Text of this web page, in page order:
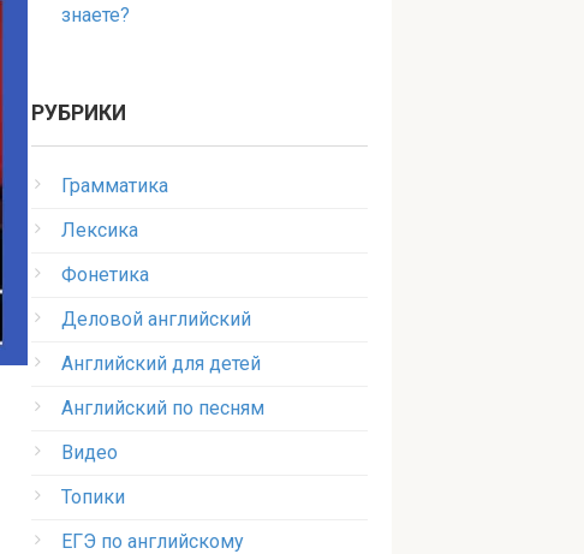
знаете?
РУБРИКИ
Грамматика
Лексика
Фонетика
Деловой английский
Английский для детей
Английский по песням
Видео
Топики
ЕГЭ по английскому